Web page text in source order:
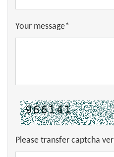
Your message*
Please transfer captcha